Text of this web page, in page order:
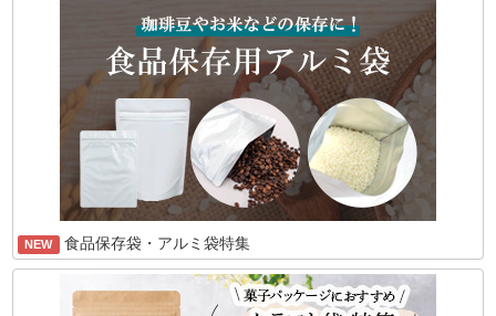
NEW 食品保存袋・アルミ袋特集